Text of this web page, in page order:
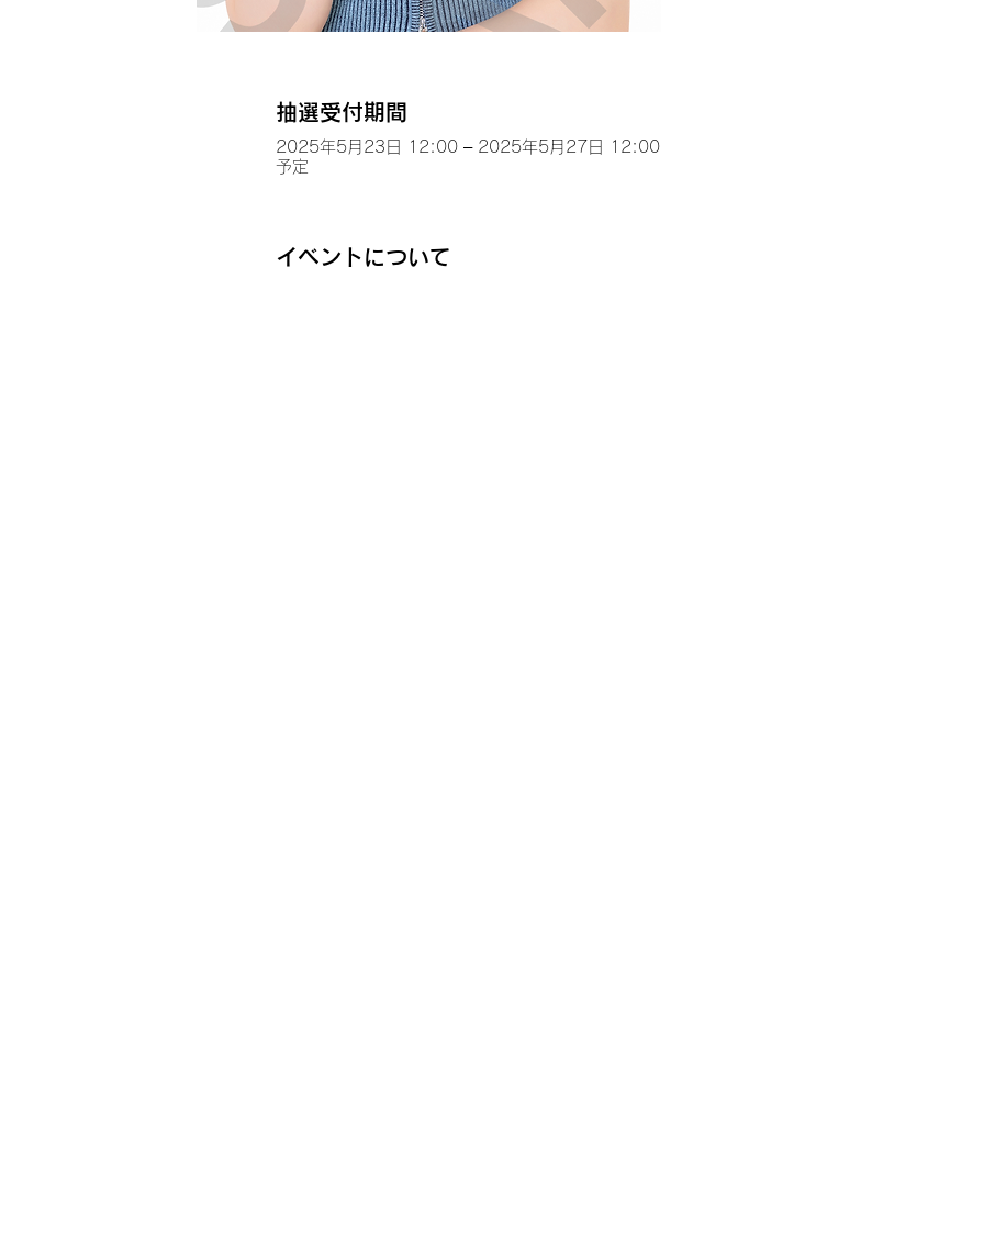
抽選受付期間
2025年5月23日 12:00 – 2025年5月27日 12:00
予定
イベントについて